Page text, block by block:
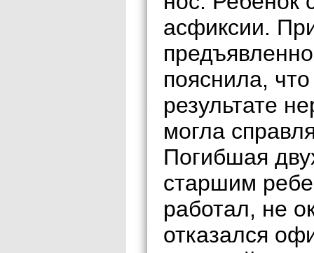
асфиксии.
пояснила,
результате
могла
Погибшая
старшим
работал, не
отказался